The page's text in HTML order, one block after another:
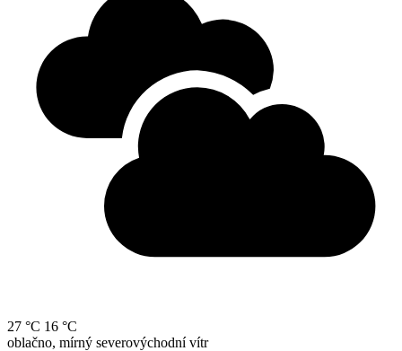
27 °C 16 °C
oblačno, mírný severovýchodní vítr